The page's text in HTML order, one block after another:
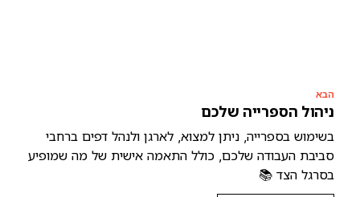
הבא
ניהול הספרייה שלכם
בשימוש בספרייה, ניתן למצוא, לארגן ולנהל דפים ברחבי
סביבת העבודה שלכם, כולל התאמה אישית של מה שמופיע
בסרגל הצד 📚